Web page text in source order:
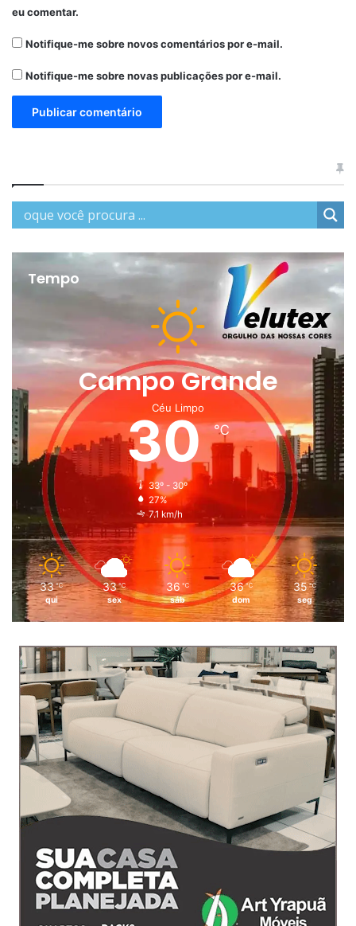
eu comentar.
Notifique-me sobre novos comentários por e-mail.
Notifique-me sobre novas publicações por e-mail.
Tempo
Campo Grande
Céu Limpo
30℃
33º - 30º
27%
7.1 km/h
33 ℃
qui
33 ℃
sex
36 ℃
sáb
36 ℃
dom
35 ℃
seg